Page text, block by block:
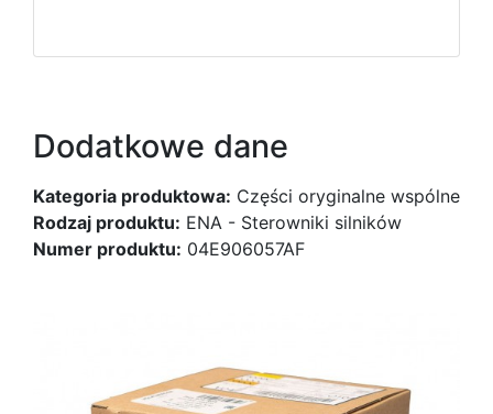
Dodatkowe dane
Kategoria produktowa: Części oryginalne wspólne
Rodzaj produktu: ENA - Sterowniki silników
Numer produktu: 04E906057AF